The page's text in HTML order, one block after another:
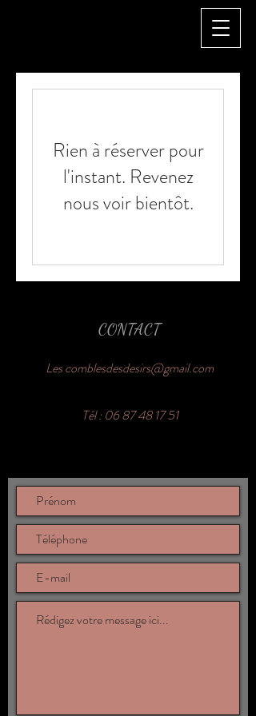
Rien à réserver pour
l'instant. Revenez
nous voir bientôt.
CONTACT
Lescomblesdesdesirs@gmail.com
Tél : 06 87 48 17 51